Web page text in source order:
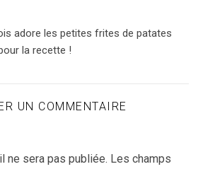
adore les petites frites de patates
la recette !
UN COMMENTAIRE
ne sera pas publiée. Les champs